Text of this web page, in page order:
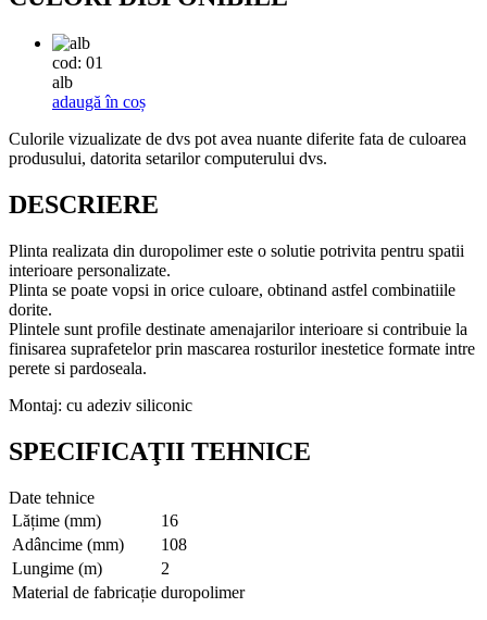
cod: 01
alb
adaugă în coș
Culorile vizualizate de dvs pot avea nuante diferite fata de culoarea
produsului, datorita setarilor computerului dvs.
DESCRIERE
Plinta realizata din duropolimer este o solutie potrivita pentru spatii
interioare personalizate.
Plinta se poate vopsi in orice culoare, obtinand astfel combinatiile
dorite.
Plintele sunt profile destinate amenajarilor interioare si contribuie la
finisarea suprafetelor prin mascarea rosturilor inestetice formate intre
perete si pardoseala.
Montaj: cu adeziv siliconic
SPECIFICAŢII TEHNICE
Date tehnice
Lățime (mm)
16
Adâncime (mm)
108
Lungime (m)
2
Material de fabricație duropolimer